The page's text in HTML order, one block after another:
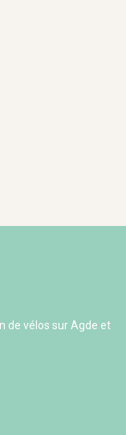
de vélos sur Agde et